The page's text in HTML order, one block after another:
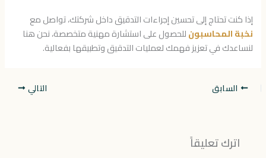
إذا كنت تحتاج إلى تحسين إجراءات التدقيق داخل شركتك، تواصل مع
نخبة المحاسبونللحصول على استشارة مهنية متخصصة، نحن هنا
لنساعدك في تعزيز فهمك لعمليات التدقيق وتطبيقها بفعالية.
السابق التالي
اترك تعليقاً